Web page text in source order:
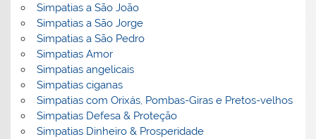
Simpatias a São João
Simpatias a São Jorge
Simpatias a São Pedro
Simpatias Amor
Simpatias angelicais
Simpatias ciganas
Simpatias com Orixás, Pombas-Giras e Pretos-velhos
Simpatias Defesa & Proteção
Simpatias Dinheiro & Prosperidade